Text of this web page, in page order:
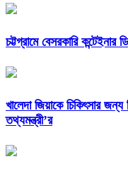
চট্টগ্রামে বেসরকারি কন্টেইনার
খালেদা জিয়াকে চিকিৎসার
তথ্যমন্ত্রী’র